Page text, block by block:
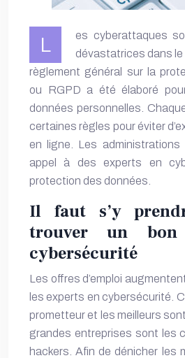
L
es cyberattaques
dévastatrices dans le
règlement général sur la
ou RGPD a été élaboré
données personnelles.
certaines règles pour éviter
en ligne. Les
appel à des experts en
protection des données.
Il faut s’y
trouver un
cybersécurité
Les offres d’emploi
les experts en cybersécurité.
prometteur et les meilleurs
grandes entreprises sont les
hackers. Afin de dénicher les